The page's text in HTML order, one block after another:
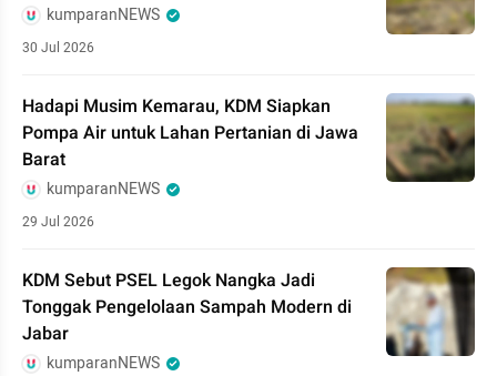
kumparanNEWS
30 Jul 2026
Hadapi Musim Kemarau, KDM Siapkan
Pompa Air untuk Lahan Pertanian di Jawa
Barat
kumparanNEWS
29 Jul 2026
KDM Sebut PSEL Legok Nangka Jadi
Tonggak Pengelolaan Sampah Modern di
Jabar
kumparanNEWS